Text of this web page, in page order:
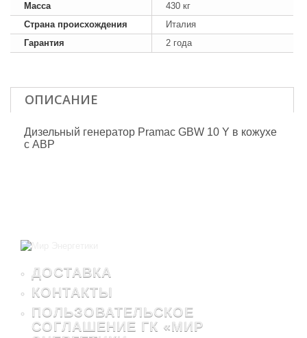
Масса
430 кг
Страна происхождения
Италия
Гарантия
2 года
ОПИСАНИЕ
Дизельный генератор Pramac GBW 10 Y в кожухе
с АВР
ДОСТАВКА
КОНТАКТЫ
ПОЛЬЗОВАТЕЛЬСКОЕ
СОГЛАШЕНИЕ ГК «МИР